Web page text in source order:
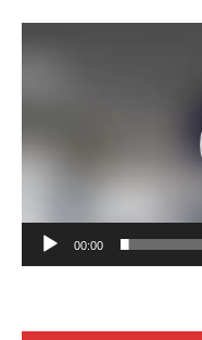
00:00